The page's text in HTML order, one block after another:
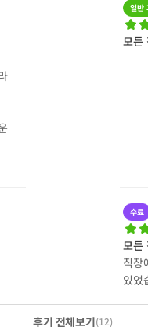
일반
모든
수료
모든
직장
있었
후기 전체보기(12)